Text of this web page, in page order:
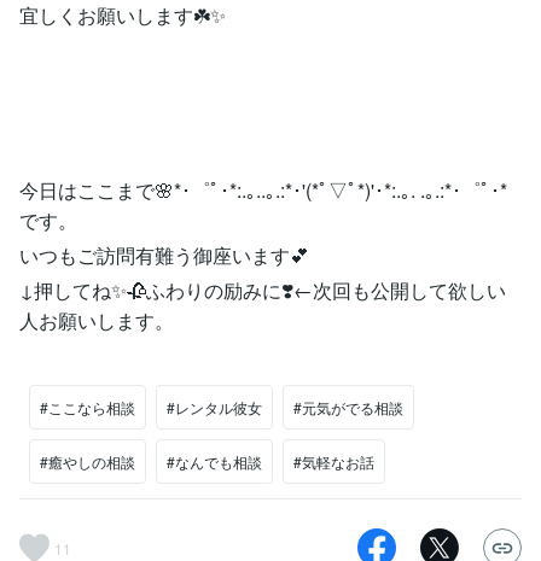
宜しくお願いします☘️✨
今日はここまで🌸*･゜ﾟ･*:.｡..｡.:*･'(*ﾟ▽ﾟ*)'･*:.｡. .｡.:*･゜ﾟ･*
です。
いつもご訪問有難う御座います💕
↓押してね✨🥀ふわりの励みに❣️←次回も公開して欲しい
人お願いします。
#ここなら相談 #レンタル彼女 #元気がでる相談
#癒やしの相談 #なんでも相談 #気軽なお話
11